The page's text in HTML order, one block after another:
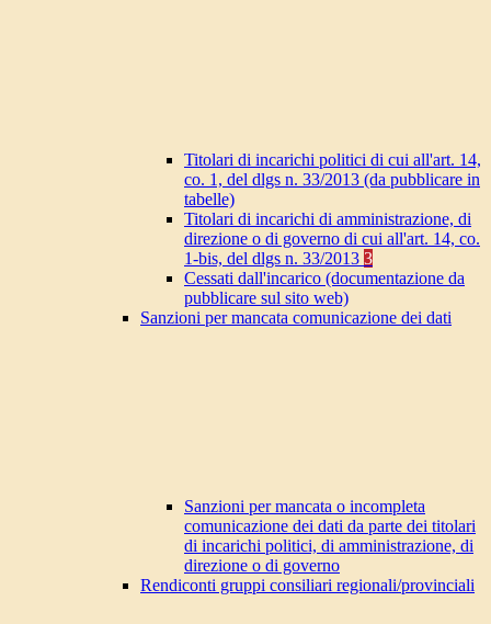
Titolari di incarichi politici di cui all'art. 14,
co. 1, del dlgs n. 33/2013 (da pubblicare in
tabelle)
Titolari di incarichi di amministrazione, di
direzione o di governo di cui all'art. 14, co.
1-bis, del dlgs n. 33/2013 3
Cessati dall'incarico (documentazione da
pubblicare sul sito web)
Sanzioni per mancata comunicazione dei dati
Sanzioni per mancata o incompleta
comunicazione dei dati da parte dei titolari
di incarichi politici, di amministrazione, di
direzione o di governo
Rendiconti gruppi consiliari regionali/provinciali